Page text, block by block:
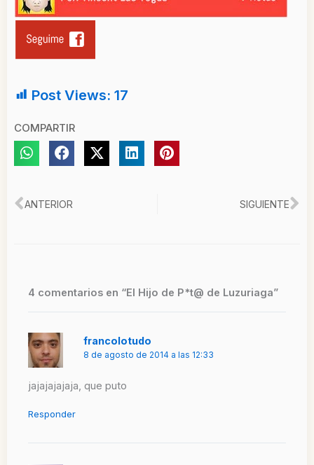
Post Views: 17
COMPARTIR
Ant
ANTERIOR SIGUIENTE
4 comentarios en “El Hijo de P*t@ de Luzuriaga”
francolotudo
8 de agosto de 2014 a las 12:33
jajajajajaja, que puto
Responder